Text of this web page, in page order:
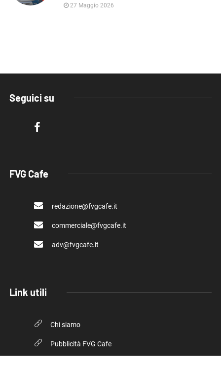
27 Maggio 2026
Seguici su
FVG Cafe
redazione@fvgcafe.it
commerciale@fvgcafe.it
adv@fvgcafe.it
Link utili
Chi siamo
Pubblicità FVG Cafe